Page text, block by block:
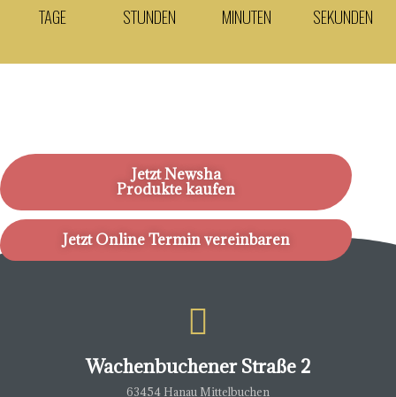
TAGE STUNDEN MINUTEN SEKUNDEN
Jetzt Newsha
Produkte kaufen
Jetzt Online Termin vereinbaren
Wachenbuchener Straße 2
63454 Hanau Mittelbuchen